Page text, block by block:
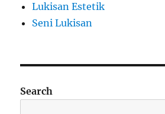
Lukisan Estetik
Seni Lukisan
Search